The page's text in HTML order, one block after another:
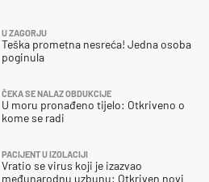
U ZAGORJU
Teška prometna nesreća! Jedna osoba
poginula
ČEKA SE NALAZ OBDUKCIJE
U moru pronađeno tijelo: Otkriveno o
kome se radi
PACIJENT U IZOLACIJI
Vratio se virus koji je izazvao
međunarodnu uzbunu: Otkriven novi